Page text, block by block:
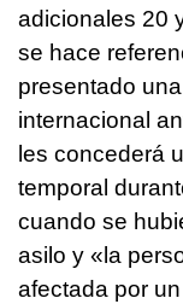
adicionales 20
se hace
presentado
internacional
les concederá
temporal
cuando se
asilo y «la
afectada por